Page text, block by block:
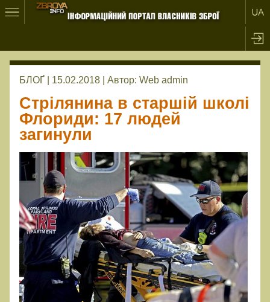
БЛОҐ | 15.02.2018 | Автор: Web admin
Стрілянина в старшій школі
Флориди: 17 людей
загинули